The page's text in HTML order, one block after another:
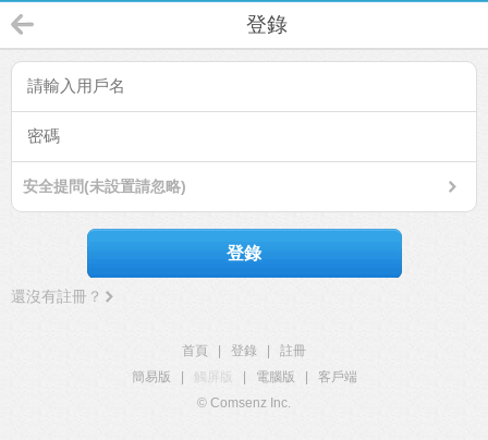
登錄
安全提問(未設置請忽略)
登錄
還沒有註冊？
首頁 登錄
註冊
簡易版
觸屏版 電腦版
客戶端
© Comsenz Inc.